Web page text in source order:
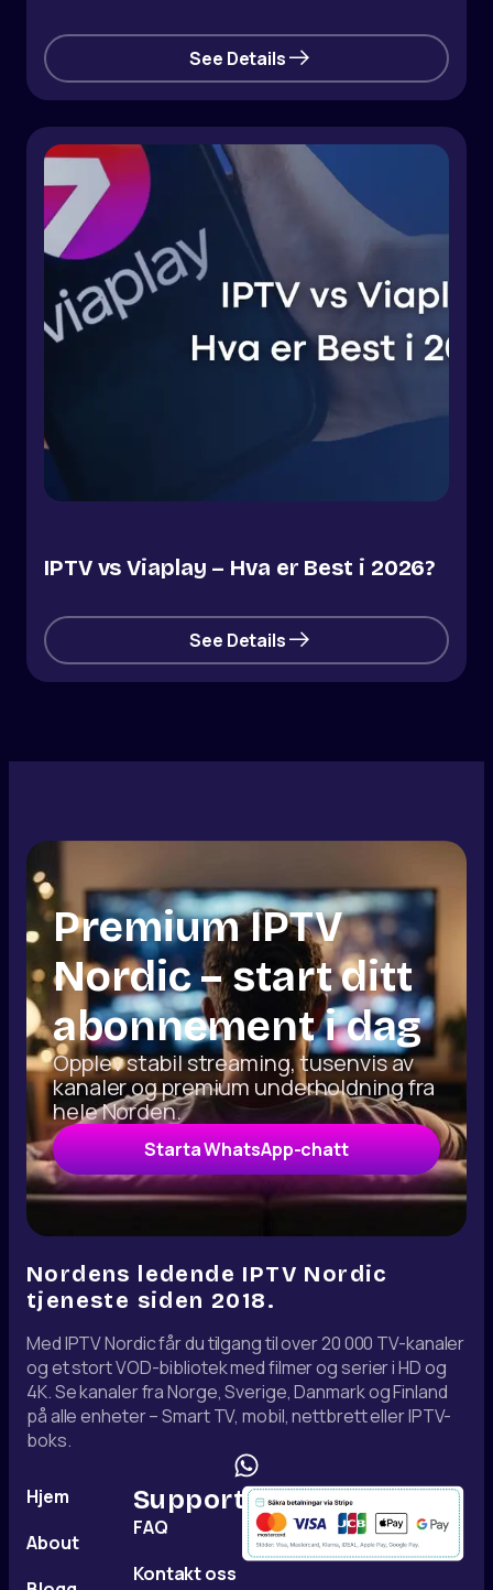
See Details
IPTV vs Viaplay – Hva er Best i 2026?
See Details
Premium IPTV
Nordic – start ditt
abonnement i dag
Opplev stabil streaming, tusenvis av
kanaler og premium underholdning fra
hele Norden.
Starta WhatsApp-chatt
Nordens ledende IPTV Nordic
tjeneste siden 2018.
Med IPTV Nordic får du tilgang til over 20 000 TV-kanaler
og et stort VOD-bibliotek med filmer og serier i HD og
4K. Se kanaler fra Norge, Sverige, Danmark og Finland
på alle enheter – Smart TV, mobil, nettbrett eller IPTV-
boks.
Hjem
About
Support
FAQ
Kontakt oss